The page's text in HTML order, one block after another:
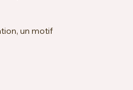
un motif